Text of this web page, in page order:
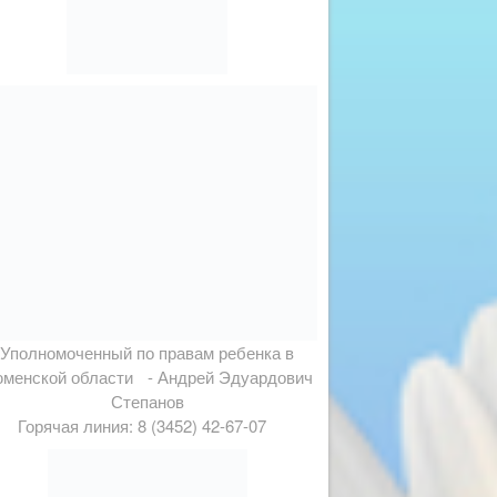
Уполномоченный по правам ребенка в
области - Андрей Эдуардович
Степанов
Горячая линия: 8 (3452) 42-67-07